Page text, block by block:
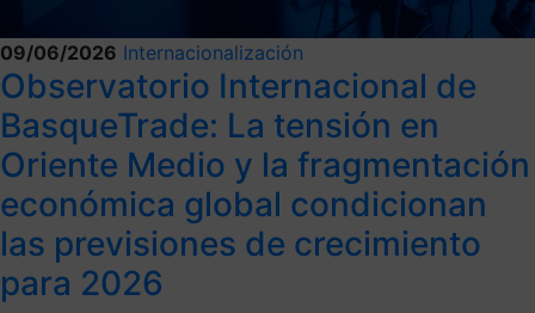
09/06/2026 Internacionalización
Observatorio Internacional de
BasqueTrade: La tensión en
Oriente Medio y la fragmentación
económica global condicionan
las previsiones de crecimiento
para 2026